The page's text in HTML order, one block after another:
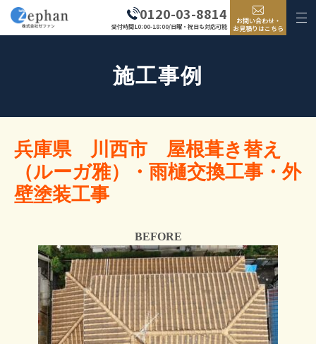
0120-03-8814
受付時間10:00-18:00/日曜・祝日も対応可能
お問い合わせ・
お見積りはこちら
施工事例
兵庫県 川西市 屋根葺き替え
（ルーガ雅）・雨樋交換工事・外
壁塗装工事
BEFORE